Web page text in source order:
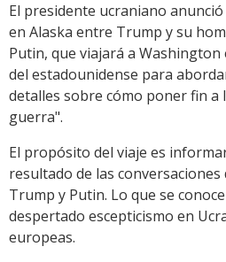
El presidente ucraniano
en Alaska entre Trump y su
Putin, que viajará a
del estadounidense para
detalles sobre cómo poner fin a
guerra".
El propósito del viaje es
resultado de las
Trump y Putin. Lo que se
despertado escepticismo en
europeas.